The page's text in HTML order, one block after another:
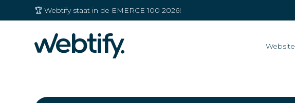
🏆 Webtify staat in de EMERCE 100 2026!